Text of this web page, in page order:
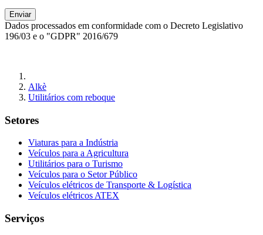
Dados processados em conformidade com o Decreto Legislativo
196/03 e o "GDPR" 2016/679
Alkè
Utilitários com reboque
Setores
Viaturas para a Indústria
Veículos para a Agricultura
Utilitários para o Turismo
Veículos para o Setor Público
Veículos elétricos de Transporte & Logística
Veículos elétricos ATEX
Serviços